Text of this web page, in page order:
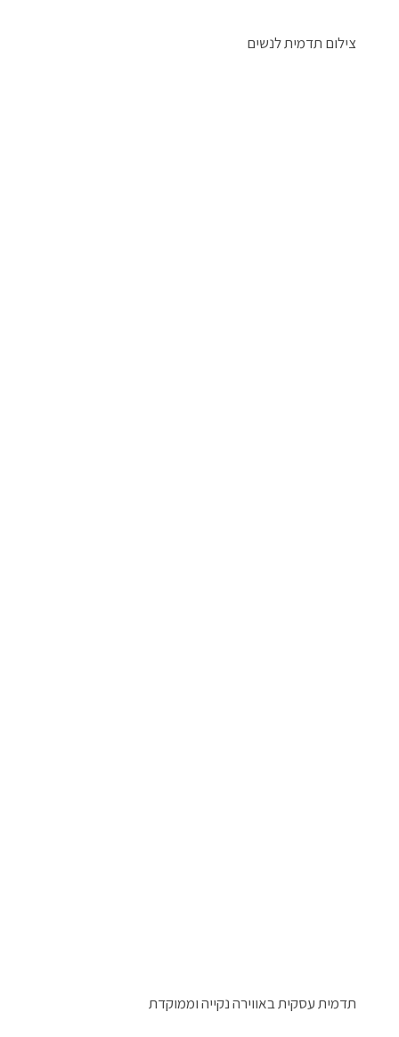
צילום תדמית לנשים
תדמית עסקית באווירה נקייה וממוקדת